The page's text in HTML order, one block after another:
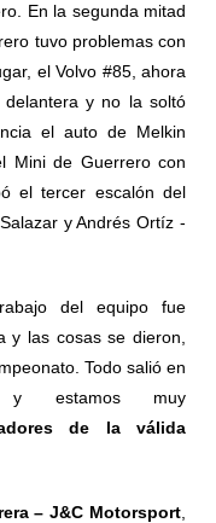
En la segunda mitad
tuvo problemas con
el Volvo #85, ahora
y no la soltó
el auto de Melkin
Mini de Guerrero con
el tercer escalón del
y Andrés Ortíz -
del equipo fue
y las cosas se dieron,
Todo salió en
estamos muy
de la válida
– J&C Motorsport